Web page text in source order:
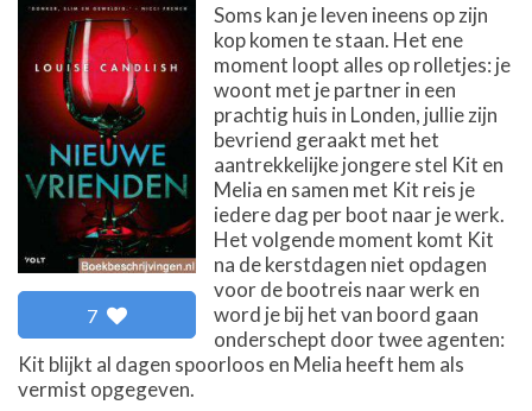
7
Soms kan je leven ineens op zijn
kop komen te staan. Het ene
moment loopt alles op rolletjes: je
woont met je partner in een
prachtig huis in Londen, jullie zijn
bevriend geraakt met het
aantrekkelijke jongere stel Kit en
Melia en samen met Kit reis je
iedere dag per boot naar je werk.
Het volgende moment komt Kit
na de kerstdagen niet opdagen
voor de bootreis naar werk en
word je bij het van boord gaan
onderschept door twee agenten:
Kit blijkt al dagen spoorloos en Melia heeft hem als
vermist opgegeven.